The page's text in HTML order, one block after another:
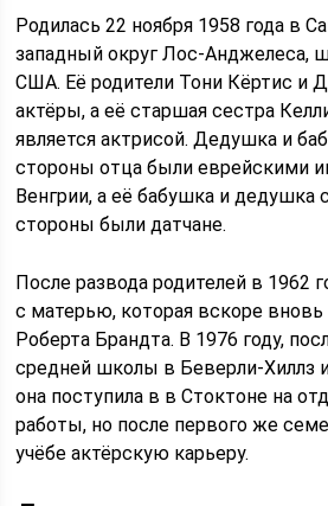
Родилась 22 ноября 1958 года в
западный округ Лос-Анджелеса,
США. Её родители Тони Кёртис и
актёры, а её старшая сестра
является актрисой. Дедушка и
стороны отца были еврейскими
Венгрии, а её бабушка и дедушка
стороны были датчане.
После развода родителей в 1962
с матерью, которая вскоре
Роберта Брандта. В 1976 году,
средней школы в Беверли-Хиллз
она поступила в в Стоктоне на
работы, но после первого же
учёбе актёрскую карьеру.